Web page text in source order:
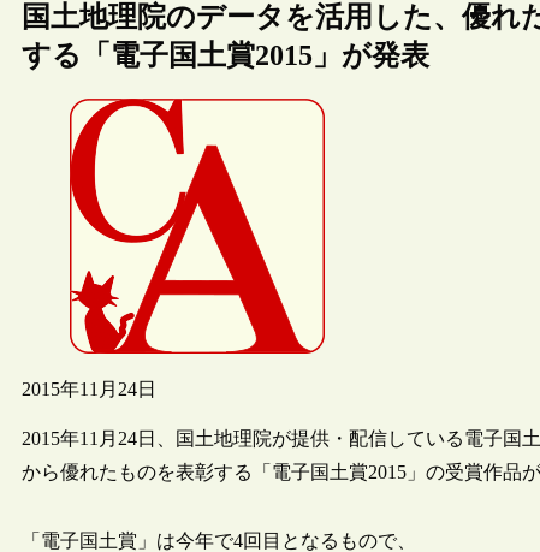
国土地理院のデータを活用した、優
する「電子国土賞2015」が発表
2015年11月24日
2015年11月24日、国土地理院が提供・配信している電子国
から優れたものを表彰する「電子国土賞2015」の受賞作品
「電子国土賞」は今年で4回目となるもので、